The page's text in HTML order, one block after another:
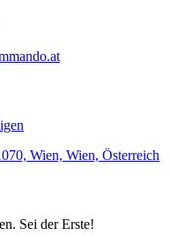
Wien, Wien, Österreich
Sei der Erste!